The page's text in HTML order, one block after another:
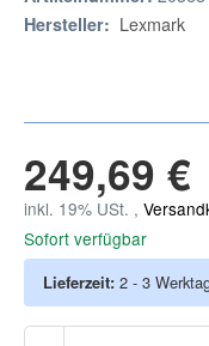
Hersteller: Lexmark
249,69 €
inkl. 19% USt. ,
Sofort verfügbar
Lieferzeit: 2 - 3